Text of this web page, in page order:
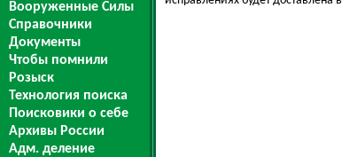
Вооруженные Силы
Справочники
Документы
Чтобы помнили
Розыск
Технология поиска
Поисковики о себе
Архивы России
Адм. деление